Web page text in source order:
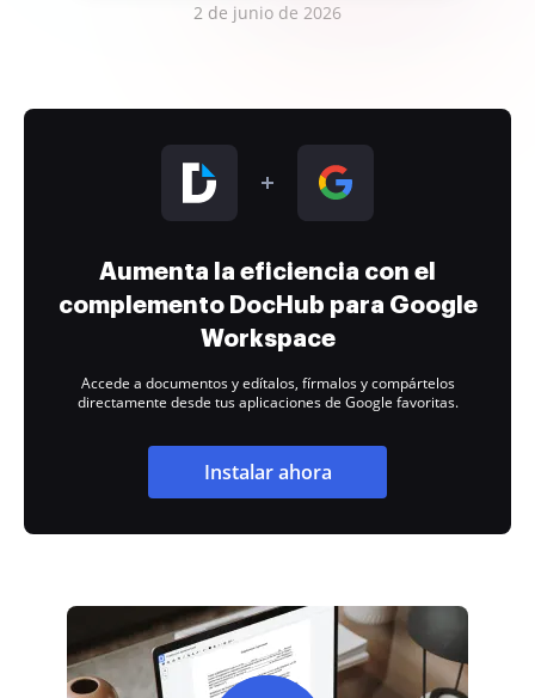
2 de junio de 2026
Aumenta la eficiencia con el
complemento DocHub para Google
Workspace
Accede a documentos y edítalos, fírmalos y compártelos
directamente desde tus aplicaciones de Google favoritas.
Instalar ahora